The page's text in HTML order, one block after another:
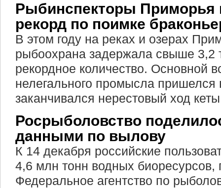
Рыбинспекторы Приморья
рекорд по поимке
В этом году на реках и озерах
рыбоохрана задержала свыше 3,2
рекордное количество. Основной
нелегального промысла пришелся
заканчивался нерестовый ход
Росрыболовство
данными по вылову
К 14 декабря российские
4,6 млн тонн водных биоресурсов,
Федеральное агентство по